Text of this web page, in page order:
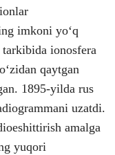
imkoni yoʻq
tarkibida ionosfera
qaytgan
1895-yilda rus
uzatdi.
amalga
yuqori